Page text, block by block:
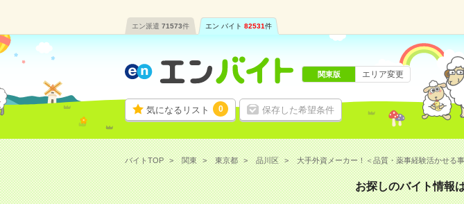
エン派遣 71573件 エン バイト 82531件
気になるリスト 0 保存した希望条件
関東版 エリア変更
バイトTOP 関東 東京都 品川区 大手外資メーカー！＜品質・薬事経験活かせる
お探しのバイト情報